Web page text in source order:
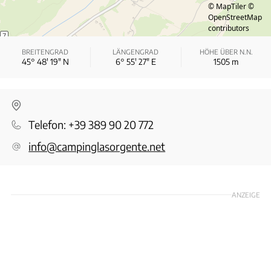
© MapTiler ©
OpenStreetMap
contributors
BREITENGRAD
45° 48′ 19″ N
LÄNGENGRAD
6° 55′ 27″ E
HÖHE ÜBER N.N.
1505 m
Telefon: +39 389 90 20 772
info@campinglasorgente.net
ANZEIGE